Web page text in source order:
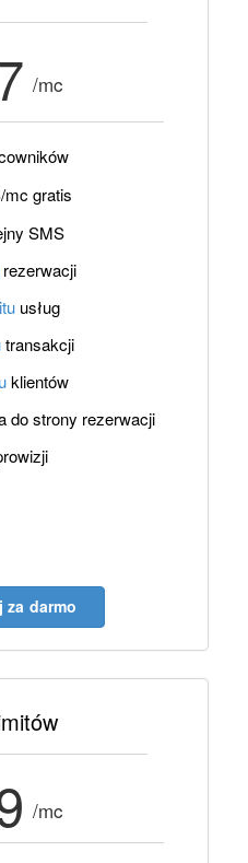
/mc
mc gratis
SMS
usług
transakcji
klientów
do strony rezerwacji
za darmo
/mc